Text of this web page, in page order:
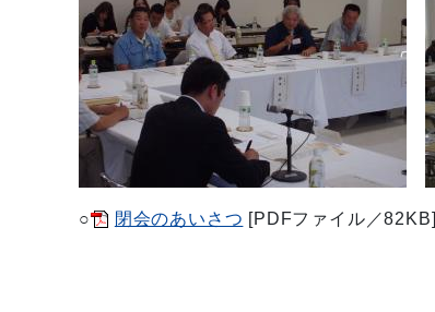
○ 閉会のあいさつ [PDFファイル／82KB]